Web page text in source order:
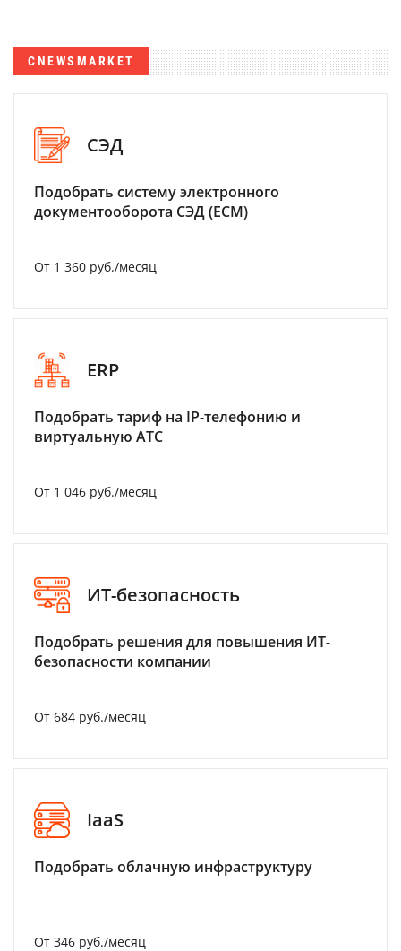
CNEWSMARKET
СЭД
Подобрать систему электронного
документооборота СЭД (ECM)
От 1 360 руб./месяц
ERP
Подобрать тариф на IP-телефонию и
виртуальную АТС
От 1 046 руб./месяц
ИТ-безопасность
Подобрать решения для повышения ИТ-
безопасности компании
От 684 руб./месяц
IaaS
Подобрать облачную инфраструктуру
От 346 руб./месяц